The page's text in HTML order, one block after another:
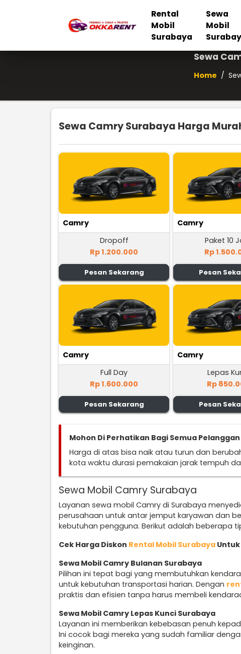
Rental
Mobil
Surabaya
Sewa
Mobil
Sewa
Home /
Sewa Camry Surabaya Harga
Camry
Dropoff
Rp 1.200.000
Pesan Sekarang
Camry
Paket 10
Rp
Pesan
Camry
Full Day
Rp 1.600.000
Pesan Sekarang
Camry
Lepas
Rp
Pesan
Mohon Di Perhatikan Bagi Semua
Harga di atas bisa naik atau turun dan
kota waktu durasi pemakaian jarak tempuh
Sewa Mobil Camry Surabaya
Layanan sewa mobil Camry di Surabaya
perusahaan untuk antar jemput karyawan dan
kebutuhan pengguna. Berikut adalah beberapa
Cek Harga Diskon Rental Mobil Surabaya
Sewa Mobil Camry Bulanan Surabaya
Pilihan ini tepat bagi yang membutuhkan
untuk kebutuhan transportasi harian. Dengan
praktis dan efisien tanpa harus membeli
Sewa Mobil Camry Lepas Kunci Surabaya
Layanan ini memberikan kebebasan penuh
Ini cocok bagi mereka yang sudah familiar
keinginan.